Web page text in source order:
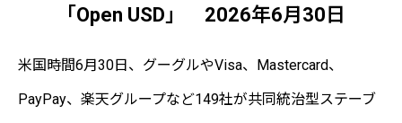
「Open USD」 2026年6月30日
米国時間6月30日、グーグルやVisa、Mastercard、
PayPay、楽天グループなど149社が共同統治型ステーブ